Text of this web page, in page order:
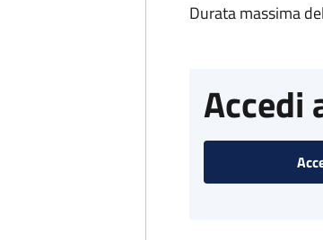
Durata massima
Accedi